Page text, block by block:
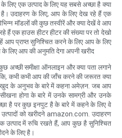
लिए एक उत्पाद के लिए यह सबसे अच्छा है क्या
उदाहरण के लिए, आप के लिए देख रहे हैं एक
मॉडलों की कुछ तस्वीरें और क्या देखें वे आप
एक हाउस हीटर हीटर की संख्या पर तो देखो
प्राप्त सुनिश्चित करने के लिए आप के लिए
लिए आप की अनुमति देगा अपनी खरीद
अच्छी समीक्षा ऑनलाइन और क्या पता लगाने
कभी कभी आप की जाँच करने की जरूरत क्या
खुद के अनुभव के बारे में कहना अमेज़न. जब आप
होगा के बारे में उनके सामग्री और उनके
है पर कुछ इनपुट है के बारे में कहने के लिए वे
को खरीदने amazon.com. उदाहरण
में रुचि रखते हैं, आप कुछ है सुनिश्चित
के लिए है।